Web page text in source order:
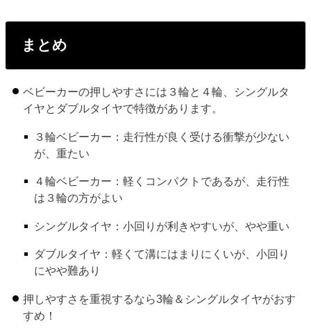
まとめ
ベビーカーの押しやすさには３輪と４輪、シングルタ
イヤとダブルタイヤで特徴があります。
３輪ベビーカー：走行性が良く受ける衝撃が少ない
が、重たい
４輪ベビーカー：軽くコンパクトであるが、走行性
は３輪の方がよい
シングルタイヤ：小回りが利きやすいが、やや重い
ダブルタイヤ：軽くて溝にはまりにくいが、小回り
にやや難あり
押しやすさを重視するなら3輪＆シングルタイヤがおす
すめ！